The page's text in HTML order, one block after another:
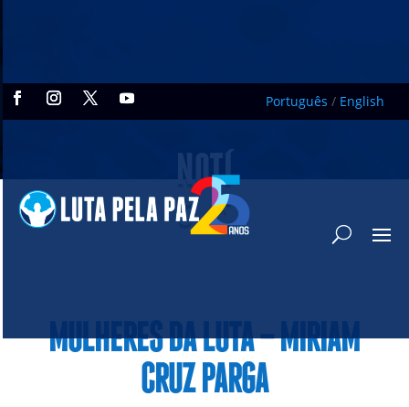
Português / English
NOTÍ
CIAS
MULHERES DA LUTA – MIRIAM
CRUZ PARGA